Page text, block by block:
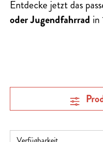
Entdecke jetzt das
oder Jugendfahrrad in